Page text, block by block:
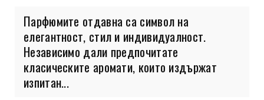
Парфюмите отдавна са символ на
елегантност, стил и индивидуалност.
Независимо дали предпочитате
класическите аромати, които издържат
изпитан...